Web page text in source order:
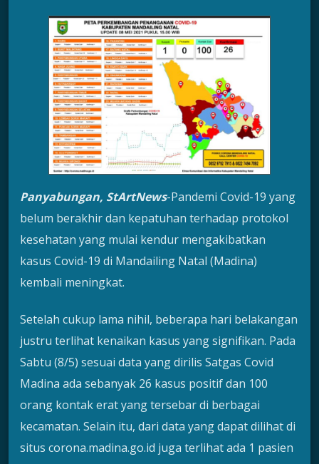
Panyabungan, StArtNews-Pandemi Covid-19 yang
belum berakhir dan kepatuhan terhadap protokol
kesehatan yang mulai kendur mengakibatkan
kasus Covid-19 di Mandailing Natal (Madina)
kembali meningkat.
Setelah cukup lama nihil, beberapa hari belakangan
justru terlihat kenaikan kasus yang signifikan. Pada
Sabtu (8/5) sesuai data yang dirilis Satgas Covid
Madina ada sebanyak 26 kasus positif dan 100
orang kontak erat yang tersebar di berbagai
kecamatan. Selain itu, dari data yang dapat dilihat di
situs corona.madina.go.id juga terlihat ada 1 pasien